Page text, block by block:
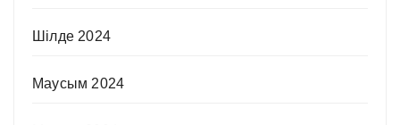
Шілде 2024
Маусым 2024